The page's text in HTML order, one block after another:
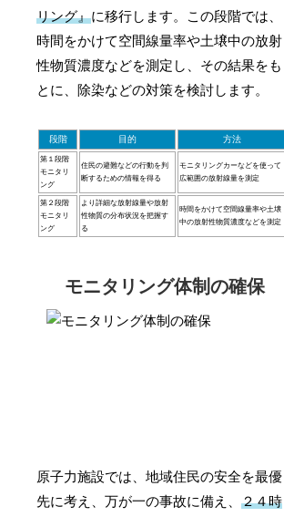
リング』に移行します。この段階では、
時間をかけて空間線量率や土壌中の放射
性物質濃度などを測定し、その結果をも
とに、除染などの対策を検討します。
段階 目的 方法
第１段階
モニタリ
ング
住民の避難などの行動を判
断するための情報を得る
モニタリングカーなどを使って
広範囲の放射線量を測定
第２段階
モニタリ
ング
より詳細な放射線量や放射
性物質の分布状況を把握す
る
時間をかけて空間線量率や土壌
中の放射性物質濃度などを測定
モニタリング体制の確保
原子力施設では、地域住民の安全を最優
先に考え、万が一の事故に備え、２４時